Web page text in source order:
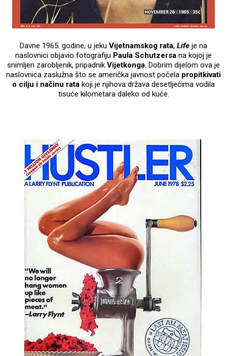
Davne 1965. godine, u jeku Vijetnamskog rata, Life je na
naslovnici objavio fotografiju Paula Schutzersa na kojoj je
snimljen zarobljenik, pripadnik Vijetkonga. Dobrim dijelom ova je
naslovnica zaslužna što se američka javnost počela propitkivati
o cilju i načinu rata koji je njihova država desetljećima vodila
tisuće kilometara daleko od kuće.